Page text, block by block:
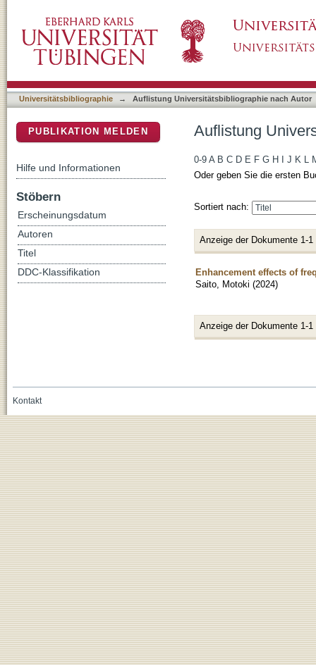
Universitätsbibliographie → Auflistung Universitätsbibliographie nach Autor
Auflistung
0-9 A B C D E F G H J K L
Oder geben Sie die ersten
Sortiert nach:
Anzeige der Dokumente 1-1
Enhancement effects of
Saito, Motoki (2024)
Anzeige der Dokumente 1-1
PUBLIKATION MELDEN
Hilfe und Informationen
Stöbern
Erscheinungsdatum
Autoren
Titel
DDC-Klassifikation
Kontakt